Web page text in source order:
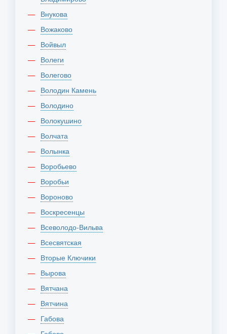
Внукова
Вожаково
Войвыл
Волеги
Волегово
Володин Камень
Володино
Волокушино
Волчата
Волынка
Воробьево
Воробьи
Вороново
Воскресенцы
Всеволодо-Вильва
Всесвятская
Вторые Ключики
Вырова
Вятчана
Вятчина
Габова